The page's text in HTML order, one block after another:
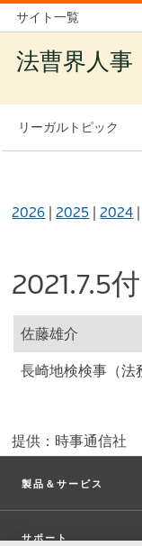
サイト一覧
法曹界人事
リーガルトピック
2026 |2025 |2024
2021.7.5
佐藤雄介
長崎地検検事（法
提供：時事通信社
製品＆サービス
サポート